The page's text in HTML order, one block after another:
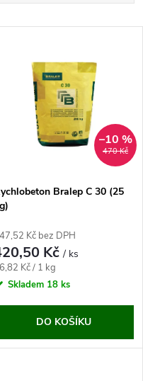
470 Kč
–10 %
Bralep C 30 (25
Kč bez DPH
Kč/ ks
Kč / 1 kg
Skladem 18 ks
DO KOŠÍKU